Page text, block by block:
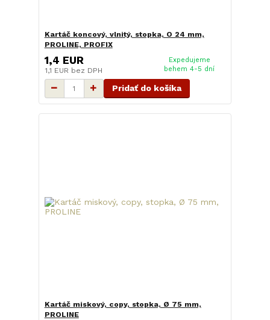
Kartáč koncový, vlnitý, stopka, O 24 mm,
PROLINE, PROFIX
1,4 EUR
1,1 EUR bez DPH
Expedujeme
behem 4-5 dní
Pridať do košíka
Kartáč miskový, copy, stopka, Ø 75 mm,
PROLINE